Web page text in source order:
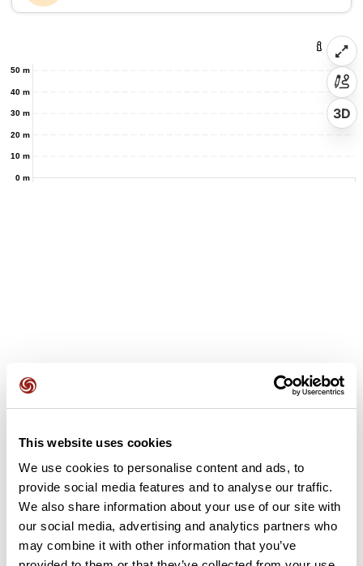
This website uses cookies
We use cookies to personalise content and ads, to
provide social media features and to analyse our traffic.
We also share information about your use of our site with
our social media, advertising and analytics partners who
may combine it with other information that you’ve
0 m
10 m
20 m
30 m
40 m
50 m
3D
Opiniones de los usuarios
5,0• 1 opiniones
Este recorrido aún no contiene opiniones. ¿Ya lo has
completado? ¡Deja la primera opinión!